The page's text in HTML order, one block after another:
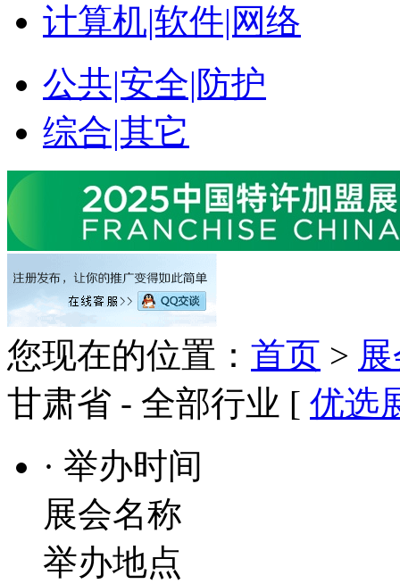
计算机|软件|网络
公共|安全|防护
综合|其它
您现在的位置： 首页 >
甘肃省 - 全部行业 [ 优选
· 举办时间
展会名称
举办地点